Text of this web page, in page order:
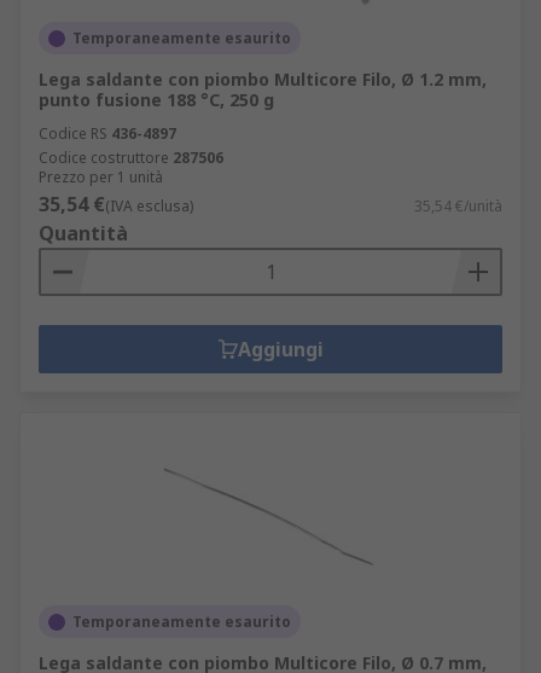
Temporaneamente esaurito
Lega saldante con piombo Multicore Filo, Ø 1.2 mm,
punto fusione 188 °C, 250 g
Codice RS 436-4897
Codice costruttore 287506
Prezzo per 1 unità
35,54 €(IVA esclusa) 35,54 €/unità
Quantità
Aggiungi
Temporaneamente esaurito
Lega saldante con piombo Multicore Filo, Ø 0.7 mm,